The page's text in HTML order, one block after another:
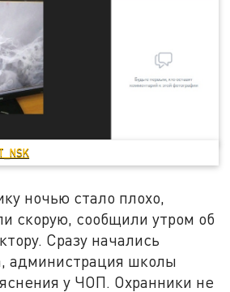
ночью стало плохо,
скорую, сообщили утром об
Сразу начались
администрация школы
у ЧОП. Охранники не